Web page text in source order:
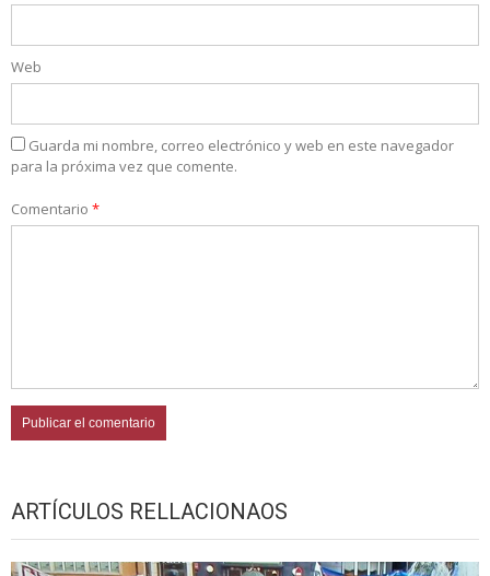
Web
Guarda mi nombre, correo electrónico y web en este navegador
para la próxima vez que comente.
Comentario *
ARTÍCULOS RELLACIONAOS